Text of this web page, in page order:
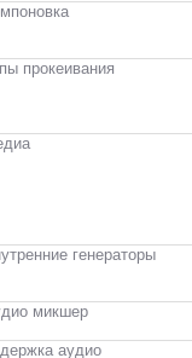
прокеивания
генераторы
микшер
аудио